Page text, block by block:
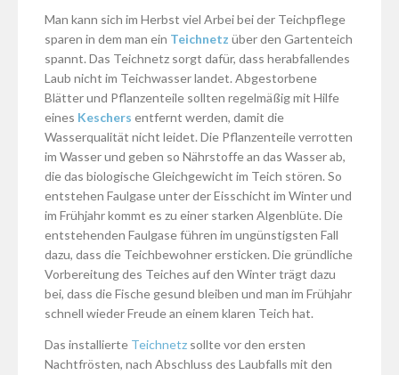
Man kann sich im Herbst viel Arbei bei der Teichpflege
sparen in dem man ein Teichnetz über den Gartenteich
spannt. Das Teichnetz sorgt dafür, dass herabfallendes
Laub nicht im Teichwasser landet. Abgestorbene
Blätter und Pflanzenteile sollten regelmäßig mit Hilfe
eines Keschers entfernt werden, damit die
Wasserqualität nicht leidet. Die Pflanzenteile verrotten
im Wasser und geben so Nährstoffe an das Wasser ab,
die das biologische Gleichgewicht im Teich stören. So
entstehen Faulgase unter der Eisschicht im Winter und
im Frühjahr kommt es zu einer starken Algenblüte. Die
entstehenden Faulgase führen im ungünstigsten Fall
dazu, dass die Teichbewohner ersticken. Die gründliche
Vorbereitung des Teiches auf den Winter trägt dazu
bei, dass die Fische gesund bleiben und man im Frühjahr
schnell wieder Freude an einem klaren Teich hat.
Das installierte Teichnetz sollte vor den ersten
Nachtfrösten, nach Abschluss des Laubfalls mit den